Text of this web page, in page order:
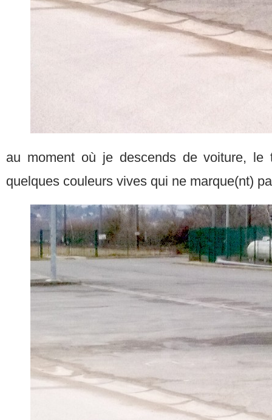
au moment où je descends de voiture, le
quelques couleurs vives qui ne marque(nt)